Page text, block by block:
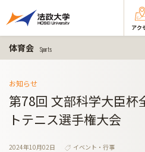
アク
体育会 Sports
お知らせ
第78回 文部科学大臣杯
トテニス選手権大会
2024年10月02日
イベント・行事